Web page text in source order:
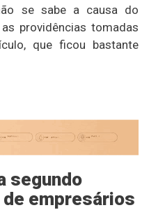
se sabe a causa do
providências tomadas
que ficou bastante
segundo
empresários